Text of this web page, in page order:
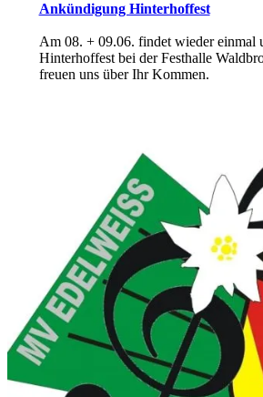
Ankündigung Hinterhoffest
Am 08. + 09.06. findet wieder einmal
Hinterhoffest bei der Festhalle
freuen uns über Ihr Kommen.